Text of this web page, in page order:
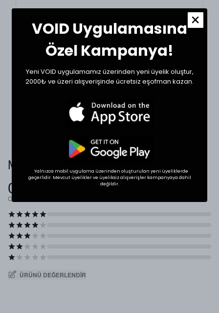
BEDEN VE UYUMLULUK
değişkenlik gösterebilir. En doğru seçim için
dolabınızdaki beğendiğiniz bir ürünün ölçülerini alıp
* Ölçülerde +1/-1 cm farklılık olabilir.
Müşteri Yorumları
0.0
Ortalama Puan
ÜRÜNÜ DEĞERLENDIR
VOID Uygulamasına
Özel Kampanya!
Yeni VOID uygulamamız üzerinden yeni üyelik oluştur,
2000₺ ve üzeri alışverişinde ücretsiz eşofman kazan.
Yalnızca mobil uygulama üzerinden oluşturulan yeni üyeliklerde
geçerlidir. Mevcut üyelikler ve üyeliksiz alışverişler kampanyaya dahil
değildir.